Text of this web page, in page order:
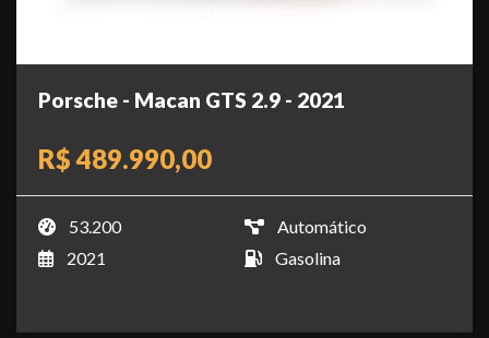
Porsche - Macan GTS 2.9 - 2021
R$ 489.990,00
53.200
Automático
2021
Gasolina